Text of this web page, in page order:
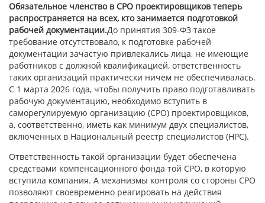
Обязательное членство в СРО проектировщиков теперь
распространяется на всех, кто занимается подготовкой
рабочей документации.До принятия 309-ФЗ такое
требование отсутствовало, к подготовке рабочей
документации зачастую привлекались лица, не имеющие
работников с должной квалификацией, ответственность
таких организаций практически ничем не обеспечивалась.
С 1 марта 2026 года, чтобы получить право подготавливать
рабочую документацию, необходимо вступить в
саморегулируемую организацию (СРО) проектировщиков,
а, соответственно, иметь как минимум двух специалистов,
включенных в Национальный реестр специалистов (НРС).
Ответственность такой организации будет обеспечена
средствами компенсационного фонда той СРО, в которую
вступила компания. А механизмы контроля со стороны СРО
позволяют своевременно реагировать на действия